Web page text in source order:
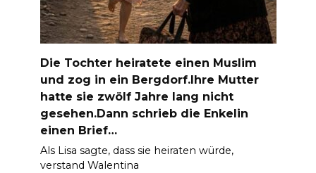
Die Tochter heiratete einen Muslim
und zog in ein Bergdorf.Ihre Mutter
hatte sie zwölf Jahre lang nicht
gesehen.Dann schrieb die Enkelin
einen Brief…
Als Lisa sagte, dass sie heiraten würde,
verstand Walentina